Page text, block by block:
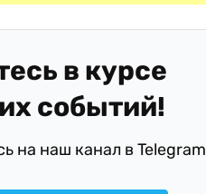
в курсе
событий!
на наш канал в Telegram